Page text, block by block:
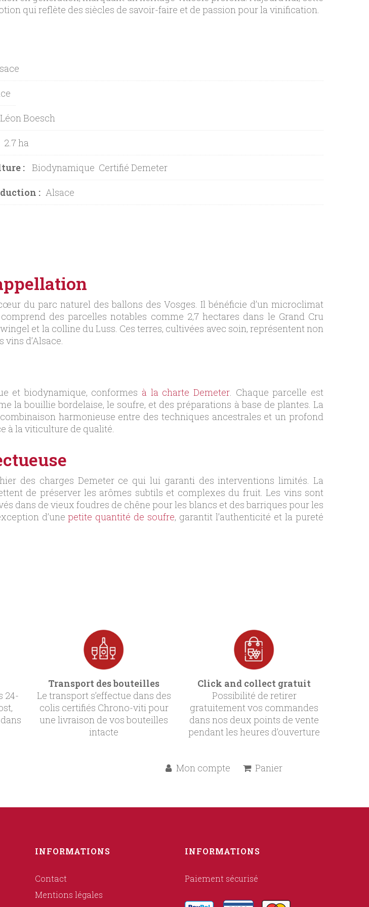
qui reflète des siècles de savoir-faire et de passion pour la vinification.
Léon Boesch
2.7 ha
: Biodynamique Certifié Demeter
: Alsace
du parc naturel des ballons des Vosges. Il bénéficie d’un microclimat
comprend des parcelles notables comme 2,7 hectares dans le Grand Cru
et la colline du Luss. Ces terres, cultivées avec soin, représentent non
d’Alsace.
et biodynamique, conformes à la charte Demeter . Chaque parcelle est
la bouillie bordelaise, le soufre, et des préparations à base de plantes. La
harmonieuse entre des techniques ancestrales et un profond
à la viticulture de qualité.
des charges Demeter ce qui lui garanti des interventions limités. La
de préserver les arômes subtils et complexes du fruit. Les vins sont
dans de vieux foudres de chêne pour les blancs et des barriques pour les
d’unepetite quantité de soufre, garantit l’authenticité et la pureté
24-
Transport des bouteilles
Le transport s’effectue dans des
colis certifiés Chrono-viti pour
une livraison de vos bouteilles
intacte
Click and collect gratuit
Possibilité de retirer
gratuitement vos commandes
dans nos deux points de vente
pendant les heures d’ouverture
Mon compte Panier
INFORMATIONS
Contact
Mentions légales
INFORMATIONS
Paiement sécurisé